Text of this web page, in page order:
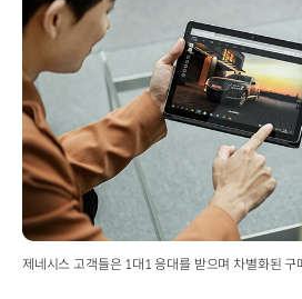
제네시스 고객들은 1대1 응대를 받으며 차별화된 구